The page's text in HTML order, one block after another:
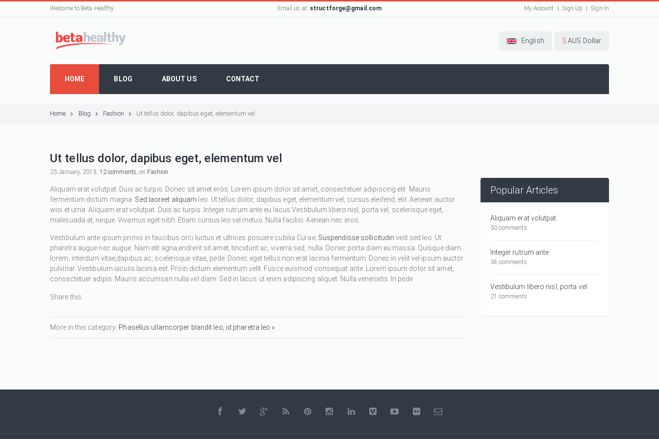
Welcome to Beta Healthy Email us at: structforge@gmail.com My Account Sign Up Sign In
English $ AUS Dollar
HOME BLOG ABOUT US CONTACT
Home Blog Fashion Ut tellus dolor, dapibus eget, elementum vel
Ut tellus dolor, dapibus eget, elementum vel
25 January, 2013, 12 comments, on Fashion
Aliquam erat volutpat. Duis ac turpis. Donec sit amet eros. Lorem ipsum dolor sit amet, consectetuer adipiscing elit. Mauris
fermentum dictum magna. Sed laoreet aliquam leo. Ut tellus dolor, dapibus eget, elementum vel, cursus eleifend, elit. Aenean auctor
wisi et urna. Aliquam erat volutpat. Duis ac turpis. Integer rutrum ante eu lacus.Vestibulum libero nisl, porta vel, scelerisque eget,
malesuada at, neque. Vivamus eget nibh. Etiam cursus leo vel metus. Nulla facilisi. Aenean nec eros.
Vestibulum ante ipsum primis in faucibus orci luctus et ultrices posuere cubilia Curae; Suspendisse sollicitudin velit sed leo. Ut
pharetra augue nec augue. Nam elit agna,endrerit sit amet, tincidunt ac, viverra sed, nulla. Donec porta diam eu massa. Quisque diam
lorem, interdum vitae,dapibus ac, scelerisque vitae, pede. Donec eget tellus non erat lacinia fermentum. Donec in velit vel ipsum auctor
pulvinar. Vestibulum iaculis lacinia est. Proin dictum elementum velit. Fusce euismod consequat ante. Lorem ipsum dolor sit amet,
consectetuer adipis. Mauris accumsan nulla vel diam. Sed in lacus ut enim adipiscing aliquet. Nulla venenatis. In pede
Share this:
More in this category: Phasellus ullamcorper blandit leo, id pharetra leo »
Popular Articles
Aliquam erat volutpat.
50 comments
Integer rutrum ante
34 comments
Vestibulum libero nisl, porta vel
21 comments